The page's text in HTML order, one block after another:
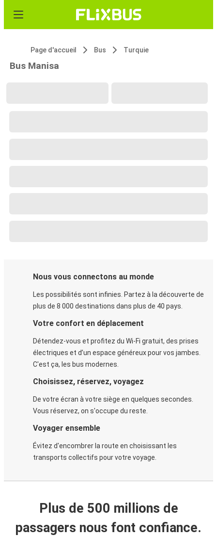
Page d'accueil Bus Turquie
Bus Manisa
Nous vous connectons au monde
Les possibilités sont infinies. Partez à la découverte de
plus de 8 000 destinations dans plus de 40 pays.
Votre confort en déplacement
Détendez-vous et profitez du Wi-Fi gratuit, des prises
électriques et d’un espace généreux pour vos jambes.
C'est ça, les bus modernes.
Choisissez, réservez, voyagez
De votre écran à votre siège en quelques secondes.
Vous réservez, on s'occupe du reste.
Voyager ensemble
Évitez d'encombrer la route en choisissant les
transports collectifs pour votre voyage.
Plus de 500 millions de
passagers nous font confiance.